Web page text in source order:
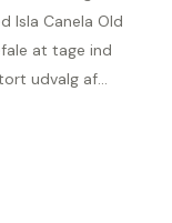
Isla Canela Old
at tage ind
udvalg af...